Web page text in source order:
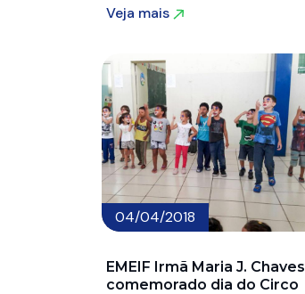
Veja mais
04/04/2018
EMEIF Irmã Maria J. Chaves
comemorado dia do Circo